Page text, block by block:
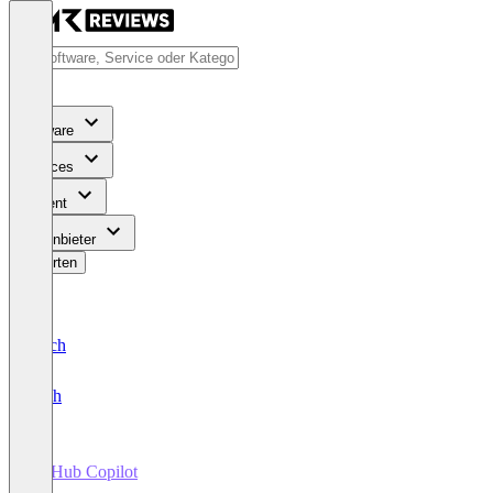
Software
Services
Content
Für Anbieter
Bewerten
Deutsch
English
GitHub Copilot